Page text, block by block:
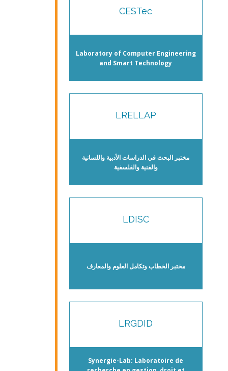
CESTec
Laboratory of Computer Engineering
and Smart Technology
LRELLAP
مختبر البحث في الدراسات الأدبية واللسانية
والفنية والفلسفية
LDISC
مختبر الخطاب وتكامل العلوم والمعارف
LRGDID
Synergie-Lab: Laboratoire de